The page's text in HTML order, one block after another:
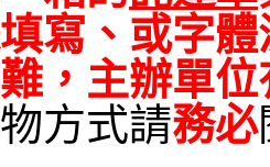
寫、或字
，主辦單
方式請務必